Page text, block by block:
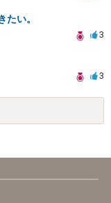
い。
3
3